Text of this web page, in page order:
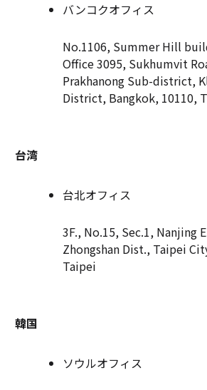
バンコクオフィス
No.1106, Summer Hill
Office 3095, Sukhumvit
Prakhanong Sub-district,
District, Bangkok, 10110,
台湾
台北オフィス
3F., No.15, Sec.1, Nanjing
Zhongshan Dist., Taipei
Taipei
韓国
ソウルオフィス